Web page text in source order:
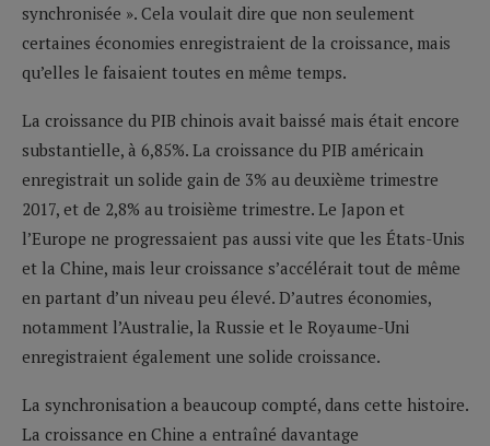
synchronisée ». Cela voulait dire que non seulement
certaines économies enregistraient de la croissance, mais
qu’elles le faisaient toutes en même temps.
La croissance du PIB chinois avait baissé mais était encore
substantielle, à 6,85%. La croissance du PIB américain
enregistrait un solide gain de 3% au deuxième trimestre
2017, et de 2,8% au troisième trimestre. Le Japon et
l’Europe ne progressaient pas aussi vite que les États-Unis
et la Chine, mais leur croissance s’accélérait tout de même
en partant d’un niveau peu élevé. D’autres économies,
notamment l’Australie, la Russie et le Royaume-Uni
enregistraient également une solide croissance.
La synchronisation a beaucoup compté, dans cette histoire.
La croissance en Chine a entraîné davantage